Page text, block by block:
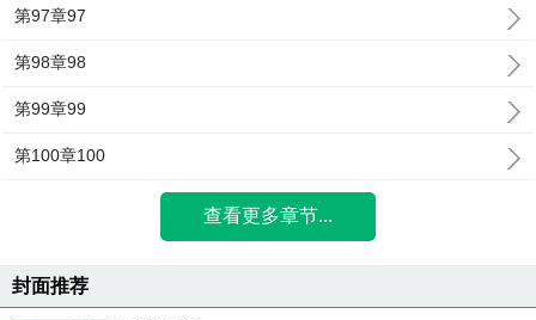
第97章97
第98章98
第99章99
第100章100
查看更多章节...
封面推荐